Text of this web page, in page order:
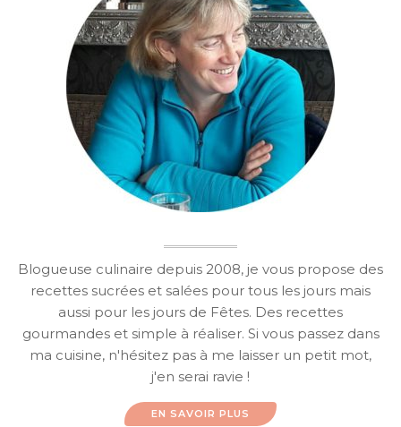
Blogueuse culinaire depuis 2008, je vous propose des
recettes sucrées et salées pour tous les jours mais
aussi pour les jours de Fêtes. Des recettes
gourmandes et simple à réaliser. Si vous passez dans
ma cuisine, n'hésitez pas à me laisser un petit mot,
j'en serai ravie !
EN SAVOIR PLUS